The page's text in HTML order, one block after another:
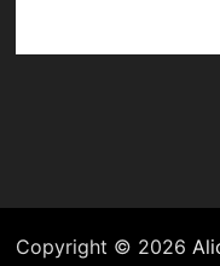
Copyright © 2026